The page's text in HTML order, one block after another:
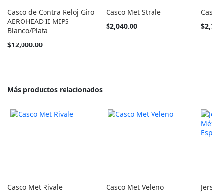
Casco de Contra Reloj Giro
AEROHEAD II MIPS
Blanco/Plata
$12,000.00
Casco Met Strale
Tan
$2,040.00
Tan
Más productos relacionados
Casco Met Rivale Casco Met Veleno